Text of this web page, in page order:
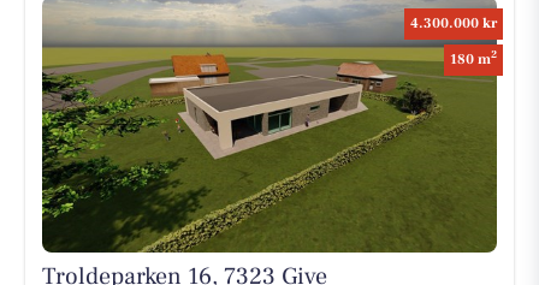
4.300.000 kr
180 m2
Troldeparken 16, 7323 Give